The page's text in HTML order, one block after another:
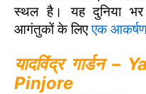
स्थल है। यह दुनिया
आगंतुकों के लिएएक
यादविंद्र गार्डन
Pinjore